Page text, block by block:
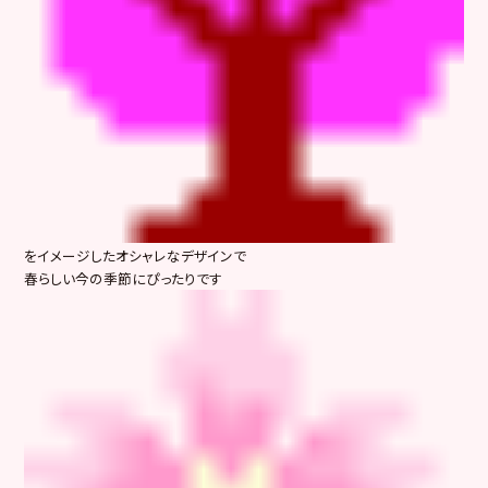
をイメージしたオシャレなデザインで
春らしい今の季節にぴったりです